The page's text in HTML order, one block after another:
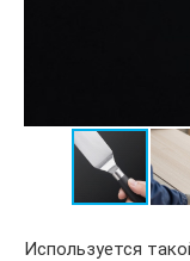
Используется